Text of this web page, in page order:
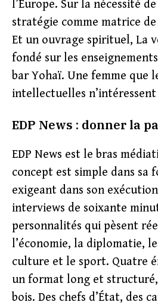
l’Europe. Sur la nécessité
stratégie comme matrice
Et un ouvrage spirituel, La
fondé sur les
bar Yohaï. Une femme que
intellectuelles n’intéressent
EDP News : donner la
EDP News est le bras
concept est simple dans sa
exigeant dans son
interviews de soixante
personnalités qui pèsent
l’économie, la diplomatie,
culture et le sport. Quatre
un format long et structuré,
bois. Des chefs d’État, des